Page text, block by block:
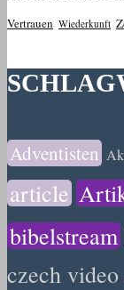
Vertrauen Wiederkunft
Adventisten
article
bibelstream
czech video